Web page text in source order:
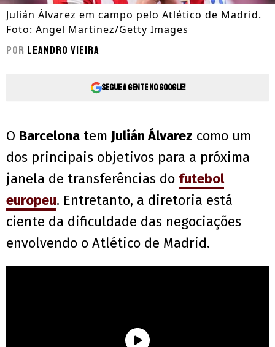
Julián Álvarez em campo pelo Atlético de Madrid.
Foto: Angel Martinez/Getty Images
Por Leandro Vieira
Segue a gente no Google!
O Barcelona tem Julián Álvarez como um
dos principais objetivos para a próxima
janela de transferências do futebol
europeu. Entretanto, a diretoria está
ciente da dificuldade das negociações
envolvendo o Atlético de Madrid.